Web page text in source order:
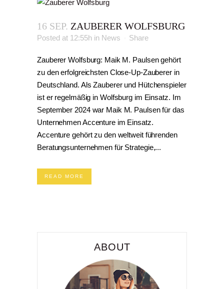
16 SEP. ZAUBERER WOLFSBURG
Posted at 12:55h in News Share
Zauberer Wolfsburg: Maik M. Paulsen gehört
zu den erfolgreichsten Close-Up-Zauberer in
Deutschland. Als Zauberer und Hütchenspieler
ist er regelmäßig in Wolfsburg im Einsatz. Im
September 2024 war Maik M. Paulsen für das
Unternehmen Accenture im Einsatz.
Accenture gehört zu den weltweit führenden
Beratungsunternehmen für Strategie,...
READ MORE
ABOUT